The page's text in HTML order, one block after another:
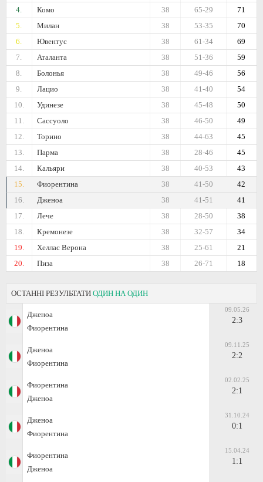
4.
Комо 71
65-29
38
5.
Милан 70
53-35
38
6.
Ювентус 69
61-34
38
7.
Аталанта 59
51-36
38
8.
Болонья 56
49-46
38
9.
Лацио 54
41-40
38
10.
Удинезе 50
45-48
38
11.
Сассуоло 49
46-50
38
12.
Торино 45
44-63
38
13.
Парма 45
28-46
38
14.
Кальяри 43
40-53
38
15.
Фиорентина 42
41-50
38
16.
Дженоа 41
41-51
38
17.
Лече 38
28-50
38
18.
Кремонезе 34
32-57
38
19.
Хеллас Верона 21
25-61
38
20.
Пиза 18
26-71
38
ОСТАННІ РЕЗУЛЬТАТИ ОДИН НА ОДИН
Дженоа
Фиорентина
09.05.26
2:3
Дженоа
Фиорентина
09.11.25
2:2
Фиорентина
Дженоа
02.02.25
2:1
Дженоа
Фиорентина
31.10.24
0:1
Фиорентина
Дженоа
15.04.24
1:1